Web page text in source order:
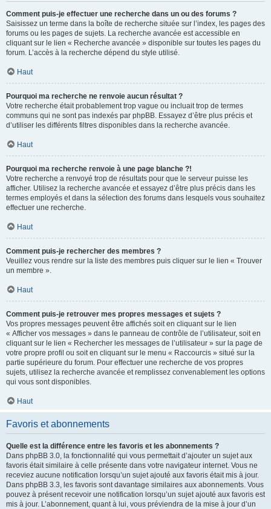
Comment puis-je effectuer une recherche dans un ou des forums ?
Saisissez un terme dans la boîte de recherche située sur l’index, les pages des
forums ou les pages de sujets. La recherche avancée est accessible en
cliquant sur le lien « Recherche avancée » disponible sur toutes les pages du
forum. L’accès à la recherche dépend du style utilisé.
Haut
Pourquoi ma recherche ne renvoie aucun résultat ?
Votre recherche était probablement trop vague ou incluait trop de termes
communs qui ne sont pas indexés par phpBB. Essayez d’être plus précis et
d’utiliser les différents filtres disponibles dans la recherche avancée.
Haut
Pourquoi ma recherche renvoie à une page blanche ?!
Votre recherche a renvoyé trop de résultats pour que le serveur puisse les
afficher. Utilisez la recherche avancée et essayez d’être plus précis dans les
termes employés et dans la sélection des forums dans lesquels vous souhaitez
effectuer une recherche.
Haut
Comment puis-je rechercher des membres ?
Veuillez vous rendre sur la liste des membres puis cliquer sur le lien « Trouver
un membre ».
Haut
Comment puis-je retrouver mes propres messages et sujets ?
Vos propres messages peuvent être affichés soit en cliquant sur le lien
« Afficher vos messages » dans le panneau de contrôle de l’utilisateur, soit en
cliquant sur le lien « Rechercher les messages de l’utilisateur » sur la page de
votre propre profil ou soit en cliquant sur le menu « Raccourcis » situé sur la
partie supérieure du forum. Pour effectuer une recherche de vos propres
sujets, utilisez la recherche avancée et remplissez convenablement les options
qui vous sont disponibles.
Haut
Favoris et abonnements
Quelle est la différence entre les favoris et les abonnements ?
Dans phpBB 3.0, la fonctionnalité qui vous permettait d’ajouter un sujet aux
favoris était similaire à celle présente dans votre navigateur internet. Vous ne
receviez aucune notification lorsqu’un sujet ajouté aux favoris était mis à jour.
Dans phpBB 3.3, les favoris sont davantage similaires aux abonnements. Vous
pouvez à présent recevoir une notification lorsqu’un sujet ajouté aux favoris est
mis à jour. L’abonnement, quant à lui, vous préviendra de la mise à jour d’un